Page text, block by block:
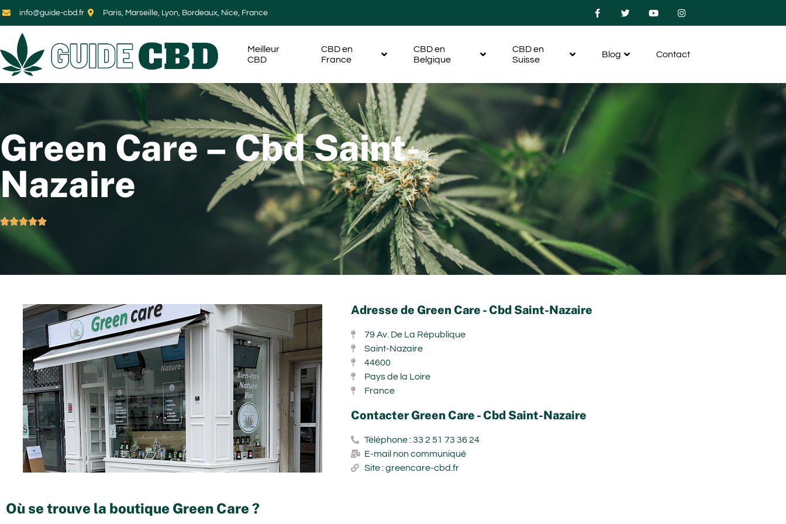
info@guide-cbd.fr Paris, Marseille, Lyon, Bordeaux, Nice, France
Meilleur
CBD
CBD en
France
CBD en
Belgique
CBD en
Suisse
Blog Contact
Green Care – Cbd Saint-
Nazaire

Adresse de Green Care - Cbd Saint-Nazaire
79 Av. De La République
Saint-Nazaire
44600
Pays de la Loire
France
Contacter Green Care - Cbd Saint-Nazaire
Téléphone : 33 2 51 73 36 24
E-mail non communiqué
Site : greencare-cbd.fr
Où se trouve la boutique Green Care ?